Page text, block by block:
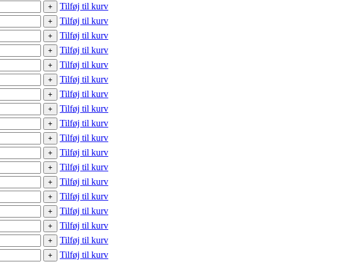
+
Tilføj til kurv
+
Tilføj til kurv
+
Tilføj til kurv
+
Tilføj til kurv
+
Tilføj til kurv
+
Tilføj til kurv
+
Tilføj til kurv
+
Tilføj til kurv
+
Tilføj til kurv
+
Tilføj til kurv
+
Tilføj til kurv
+
Tilføj til kurv
+
Tilføj til kurv
+
Tilføj til kurv
+
Tilføj til kurv
+
Tilføj til kurv
+
Tilføj til kurv
+
Tilføj til kurv